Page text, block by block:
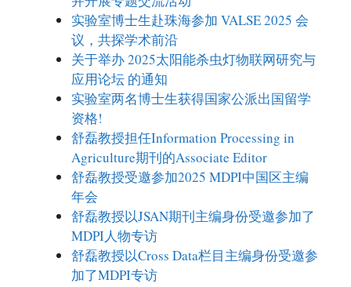
实验室博士生赴珠海参加 VALSE 2025 会
议，共探学术前沿
关于举办 2025太阳能杀虫灯物联网研究与
应用论坛 的通知
实验室两名博士生获得国家公派出国留学
资格!
舒磊教授担任Information Processing in
Agriculture期刊的Associate Editor
舒磊教授受邀参加2025 MDPI中国区主编
年会
舒磊教授以JSAN期刊主编身份受邀参加了
MDPI人物专访
舒磊教授以Cross Data栏目主编身份受邀参
加了MDPI专访